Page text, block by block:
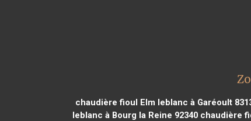
chaudière fioul Elm leblanc à Garéoult
leblanc à Bourg la Reine 92340chaudière